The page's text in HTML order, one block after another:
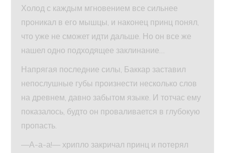
Холод с каждым мгновением все сильнее
проникал в его мышцы, и наконец принц понял,
что уже не сможет идти дальше. Но он все же
нашел одно подходящее заклинание…
Напрягая последние силы, Баккар заставил
непослушные губы произнести несколько слов
на древнем, давно забытом языке. И тотчас ему
показалось, будто он проваливается в глубокую
пропасть.
—А-а-а!— хрипло закричал принц и потерял